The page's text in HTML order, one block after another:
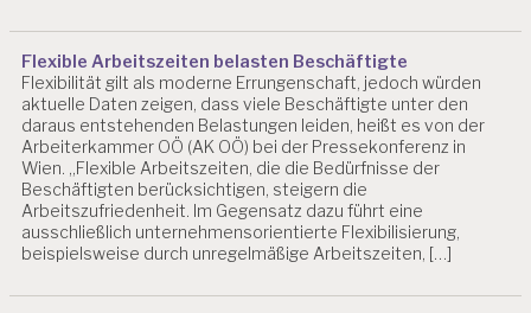
A
H
G
S
C
H
G
O
Flexible Arbeitszeiten belasten Beschäftigte
Flexibilität gilt als moderne Errungenschaft, jedoch würden
aktuelle Daten zeigen, dass viele Beschäftigte unter den
daraus entstehenden Belastungen leiden, heißt es von der
Arbeiterkammer OÖ (AK OÖ) bei der Pressekonferenz in
Wien. „Flexible Arbeitszeiten, die die Bedürfnisse der
Beschäftigten berücksichtigen, steigern die
Arbeitszufriedenheit. Im Gegensatz dazu führt eine
ausschließlich unternehmensorientierte Flexibilisierung,
beispielsweise durch unregelmäßige Arbeitszeiten, […]